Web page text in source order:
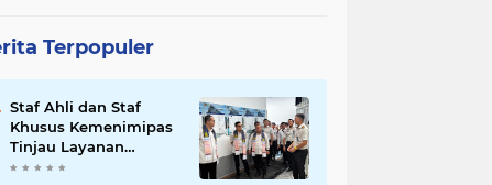
Terpopuler
Staf Ahli dan Staf
Khusus Kemenimipas
Tinjau Layanan
Pemasyarakatan di